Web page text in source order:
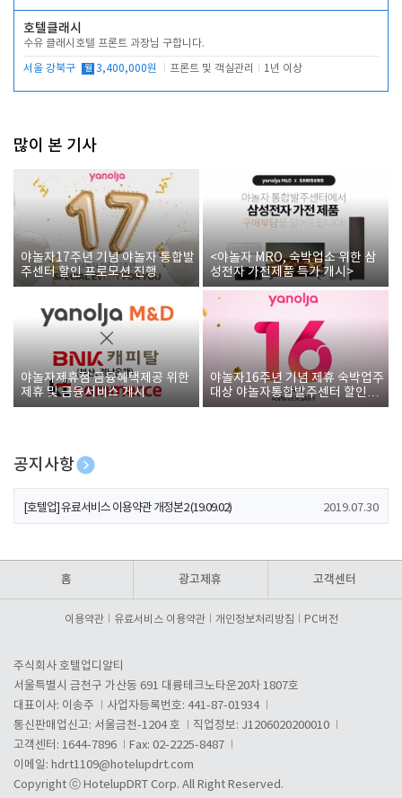
호텔클래시
수유 클래시호텔 프론트 과장님 구합니다.
서울 강북구 월 3,400,000원 프론트 및 객실관리 1년 이상
많이 본 기사
야놀자17주년 기념 야놀자 통합발
주센터 할인 프로모션 진행
<야놀자 MRO, 숙박업소 위한 삼
성전자 가전제품 특가 개시>
야놀자제휴점 금융혜택제공 위한
제휴 및 금융서비스 게시
야놀자16주년 기념 제휴 숙박업주
대상 야놀자통합발주센터 할인쿠
폰 증정
공지사항
[호텔업] 개인정보 처리방침 개정본1 (19.09.02)
[호텔업] 유료서비스 이용약관 개정본2 (19.09.02) 2019.07.30
홈 광고제휴 고객센터
이용약관 유료서비스 이용약관 개인정보처리방침 PC버전
주식회사 호텔업디알티
서울특별시 금천구 가산동 691 대륭테크노타운20차 1807호
대표이사: 이송주
사업자등록번호: 441-87-01934
통신판매업신고: 서울금천-1204 호
직업정보: J1206020200010
고객센터: 1644-7896
Fax: 02-2225-8487
이메일: hdrt1109@hotelupdrt.com
Copyright ⓒ HotelupDRT Corp. All Right Reserved.